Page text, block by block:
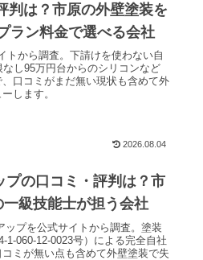
判は？市原の外壁塗装を
ラン料金で選べる会社
トから調査。下請けを使わない自
し95万円台からのシリコンなど
口コミがまだ無い現状も含めて外
します。
2026.08.04
プの口コミ・評判は？市
級技能士が担う会社
プを公式サイトから調査。塗装
1-060-12-0023号）による完全自社
ミが無い点も含めて外壁塗装で失